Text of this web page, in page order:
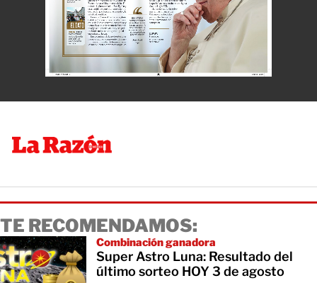
TE RECOMENDAMOS:
Combinación ganadora
Super Astro Luna: Resultado del
último sorteo HOY 3 de agosto